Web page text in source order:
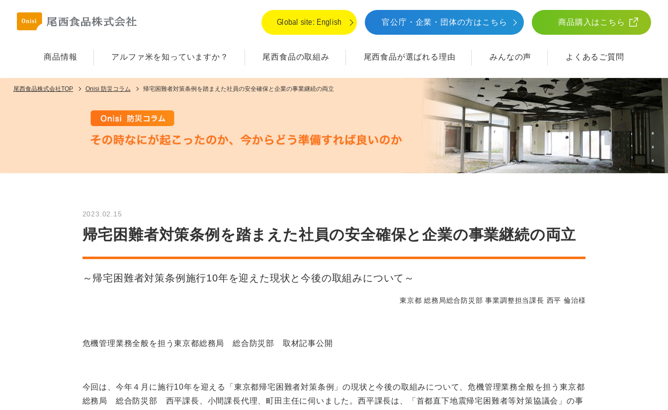
Global site: English 官公庁・企業・団体の方はこちら 商品購入はこちら
商品情報 アルファ⽶を知っていますか？ 尾西食品の取組み 尾西食品が選ばれる理由 みんなの声 よくあるご質問
尾西食品株式会社TOP Onisi 防災コラム 帰宅困難者対策条例を踏まえた社員の安全確保と企業の事業継続の両立
2023.02.15
帰宅困難者対策条例を踏まえた社員の安全確保と企業の事業継続の両立
～帰宅困難者対策条例施行10年を迎えた現状と今後の取組みについて～
東京都 総務局総合防災部 事業調整担当課長 西平 倫治様
危機管理業務全般を担う東京都総務局 総合防災部 取材記事公開
今回は、今年４月に施行10年を迎える「東京都帰宅困難者対策条例」の現状と今後の取組みについて、危機管理業務全般を担う東京都
総務局 総合防災部 西平課長、小間課長代理、町田主任に伺いました。西平課長は、「首都直下地震帰宅困難者等対策協議会」の事